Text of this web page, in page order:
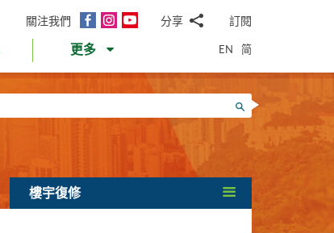
關注我們
面
InstagramYouTube分享
郵WhatsApp
微
信
面
書Twitter
LinkedIn
微
訂閱
更多 EN 简
搜尋
樓宇復修